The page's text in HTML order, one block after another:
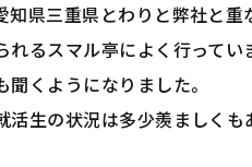
県三重県とわりと弊社と重
るスマル亭によく行ってい
くようになりました。
生の状況は多少羨ましくも